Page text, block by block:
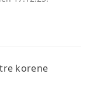
korene